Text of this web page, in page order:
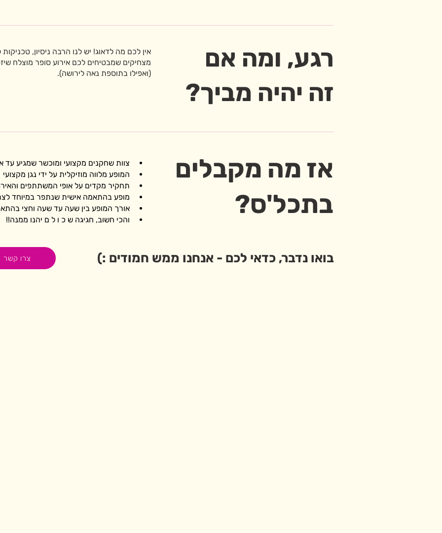
אין לכם מה לדאוג! יש לנו הרבה ניסיון,
מצחיקים שמבטיחים לכם אירוע סופר מוצלח
(ואפילו בתוספת נאה לירושה).
רגע, ומה אם
זה יהיה מביך?
צוות שחקנים מקצועי ומוכשר שמגיע עד
המופע מלווה מוזיקלית על ידי נגן מקצועי
תחקיר מקדים על אופי המשתתפים
מופע בהתאמה אישית שנתפר במיוחד
אורך המופע בין שעה עד שעה וחצי
והכי חשוב, חגיגה ש כ ו ל ם יהנו ממנה!!
אז מה מקבלים
בתכל'ס?
צרו קשר בואו נדבר, כדאי לכם - אנחנו ממש חמודים :)